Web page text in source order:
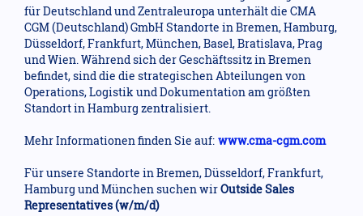
für Deutschland und Zentraleuropa unterhält die CMA
CGM (Deutschland) GmbH Standorte in Bremen, Hamburg,
Düsseldorf, Frankfurt, München, Basel, Bratislava, Prag
und Wien. Während sich der Geschäftssitz in Bremen
befindet, sind die die strategischen Abteilungen von
Operations, Logistik und Dokumentation am größten
Standort in Hamburg zentralisiert.
Mehr Informationen finden Sie auf: www.cma-cgm.com
Für unsere Standorte in Bremen, Düsseldorf, Frankfurt,
Hamburg und München suchen wirOutside Sales
Representatives (w/m/d)